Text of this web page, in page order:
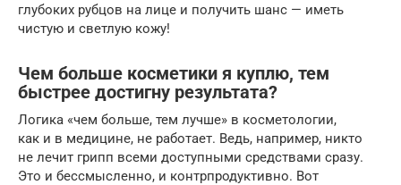
глубоких рубцов на лице и получить шанс — иметь
чистую и светлую кожу!
Чем больше косметики я куплю, тем
быстрее достигну результата?
Логика «чем больше, тем лучше» в косметологии,
как и в медицине, не работает. Ведь, например, никто
не лечит грипп всеми доступными средствами сразу.
Это и бессмысленно, и контрпродуктивно. Вот